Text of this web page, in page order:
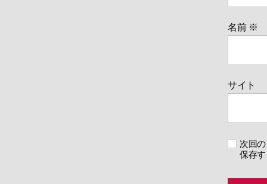
名前 ※
サイト
次回
保存